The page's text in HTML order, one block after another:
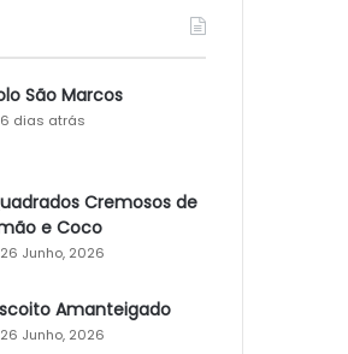
São Marcos
6 dias atrás
Cremosos de
e Coco
26 Junho, 2026
Amanteigado
26 Junho, 2026